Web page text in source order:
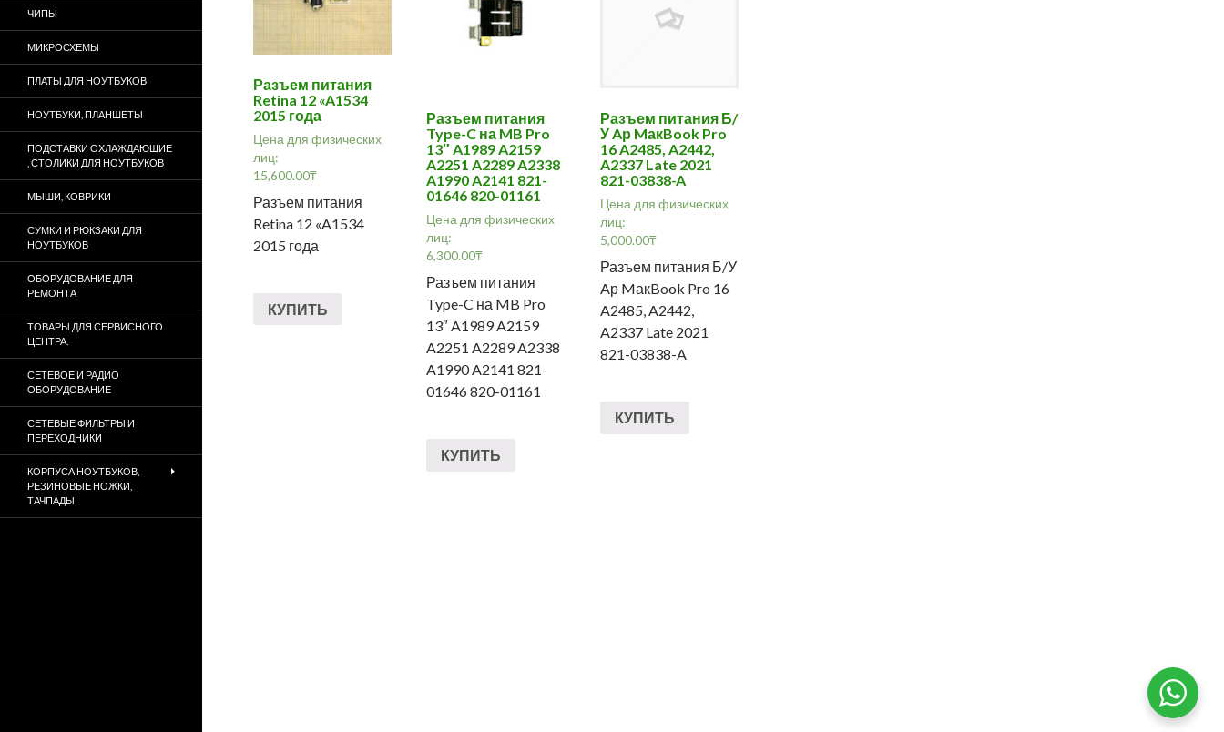
Разъем питания
Retina 12 «A1534
2015 года
Цена для физических
лиц:
15,600.00₸
Разъем питания
Retina 12 «A1534
2015 года
КУПИТЬ
Разъем питания
Type-C на MB Pro
13″ A1989 A2159
A2251 A2289 A2338
A1990 A2141 821-
01646 820-01161
Цена для физических
лиц:
6,300.00₸
Разъем питания
Type-C на MB Pro
13″ A1989 A2159
A2251 A2289 A2338
A1990 A2141 821-
01646 820-01161
КУПИТЬ
Разъем питания Б/
У Aр MакBook Pro
16 A2485, A2442,
A2337 Late 2021
821-03838-A
Цена для физических
лиц:
5,000.00₸
Разъем питания Б/У
Aр MакBook Pro 16
A2485, A2442,
A2337 Late 2021
821-03838-A
КУПИТЬ
ЧИПЫ
МИКРОСХЕМЫ
ПЛАТЫ ДЛЯ НОУТБУКОВ
НОУТБУКИ, ПЛАНШЕТЫ
ПОДСТАВКИ ОХЛАЖДАЮЩИЕ
, СТОЛИКИ ДЛЯ НОУТБУКОВ
МЫШИ, КОВРИКИ
СУМКИ И РЮКЗАКИ ДЛЯ
НОУТБУКОВ
ОБОРУДОВАНИЕ ДЛЯ
РЕМОНТА
ТОВАРЫ ДЛЯ СЕРВИСНОГО
ЦЕНТРА.
СЕТЕВОЕ И РАДИО
ОБОРУДОВАНИЕ
СЕТЕВЫЕ ФИЛЬТРЫ И
ПЕРЕХОДНИКИ
КОРПУСА НОУТБУКОВ,
РЕЗИНОВЫЕ НОЖКИ,
ТАЧПАДЫ